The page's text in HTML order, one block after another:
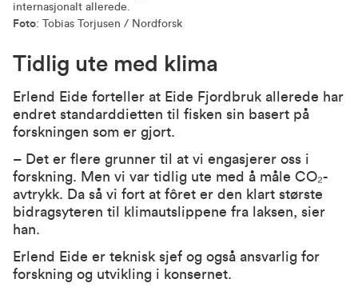
internasjonalt allerede.
Foto: Tobias Torjusen / Nordforsk
Tidlig ute med klima
Erlend Eide forteller at Eide Fjordbruk allerede har
endret standarddietten til fisken sin basert på
forskningen som er gjort.
– Det er flere grunner til at vi engasjerer oss i
forskning. Men vi var tidlig ute med å måle CO₂-
avtrykk. Da så vi fort at fôret er den klart største
bidragsyteren til klimautslippene fra laksen, sier
han.
Erlend Eide er teknisk sjef og også ansvarlig for
forskning og utvikling i konsernet.